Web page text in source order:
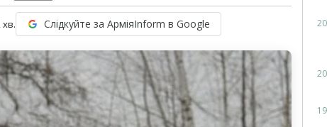
хв. Слідкуйте за АрміяInform в Google